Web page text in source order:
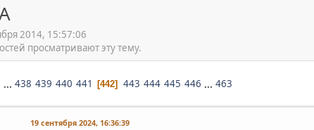
2014, 15:57:06
просматривают эту тему.
... 438 439 440 441 442 443 444 445 446 ... 463
19 сентября 2024, 16:36:39